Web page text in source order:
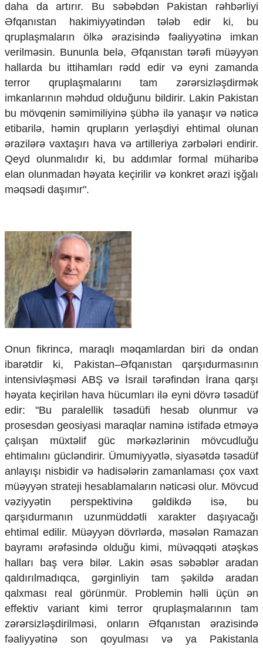
Əlaqə
Missiyamız
daha da artırır. Bu səbəbdən Pakistan rəhbərliyi
Əfqanıstan hakimiyyətindən tələb edir ki, bu
qruplaşmaların ölkə ərazisində fəaliyyətinə imkan
verilməsin. Bununla belə, Əfqanıstan tərəfi müəyyən
hallarda bu ittihamları rədd edir və eyni zamanda
terror qruplaşmalarını tam zərərsizləşdirmək
imkanlarının məhdud olduğunu bildirir. Lakin Pakistan
bu mövqenin səmimiliyinə şübhə ilə yanaşır və nəticə
etibarilə, həmin qrupların yerləşdiyi ehtimal olunan
ərazilərə vaxtaşırı hava və artilleriya zərbələri endirir.
Qeyd olunmalıdır ki, bu addımlar formal müharibə
elan olunmadan həyata keçirilir və konkret ərazi işğalı
məqsədi daşımır".
Onun fikrincə, maraqlı məqamlardan biri də ondan
ibarətdir ki, Pakistan–Əfqanıstan qarşıdurmasının
intensivləşməsi ABŞ və İsrail tərəfindən İrana qarşı
həyata keçirilən hava hücumları ilə eyni dövrə təsadüf
edir: "Bu paralellik təsadüfi hesab olunmur və
prosesdən geosiyasi maraqlar naminə istifadə etməyə
çalışan müxtəlif güc mərkəzlərinin mövcudluğu
ehtimalını gücləndirir. Ümumiyyətlə, siyasətdə təsadüf
anlayışı nisbidir və hadisələrin zamanlaması çox vaxt
müəyyən strateji hesablamaların nəticəsi olur. Mövcud
vəziyyətin perspektivinə gəldikdə isə, bu
qarşıdurmanın uzunmüddətli xarakter daşıyacağı
ehtimal edilir. Müəyyən dövrlərdə, məsələn Ramazan
bayramı ərəfəsində olduğu kimi, müvəqqəti atəşkəs
halları baş verə bilər. Lakin əsas səbəblər aradan
qaldırılmadıqca, gərginliyin tam şəkildə aradan
qalxması real görünmür. Problemin həlli üçün ən
effektiv variant kimi terror qruplaşmalarının tam
zərərsizləşdirilməsi, onların Əfqanıstan ərazisində
fəaliyyətinə son qoyulması və ya Pakistanla